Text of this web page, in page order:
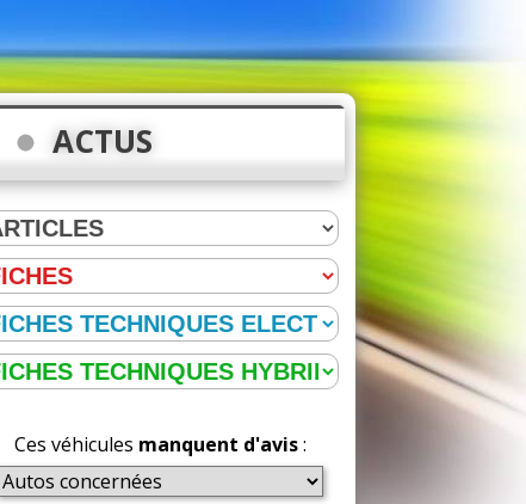
ACTUS
Ces véhicules manquent d'avis: